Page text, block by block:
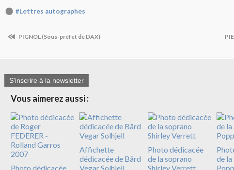
#Lettres autographes
PIGNOL (Sous-préfet de DAX)
S'inscrire à la newsletter
Vous aimerez aussi :
Photo dédicacée
Affichette
dédicacée de Bård
Vegar Solhjell
Photo dédicacée
de la soprano
Shirley Verrett
de la
Popp